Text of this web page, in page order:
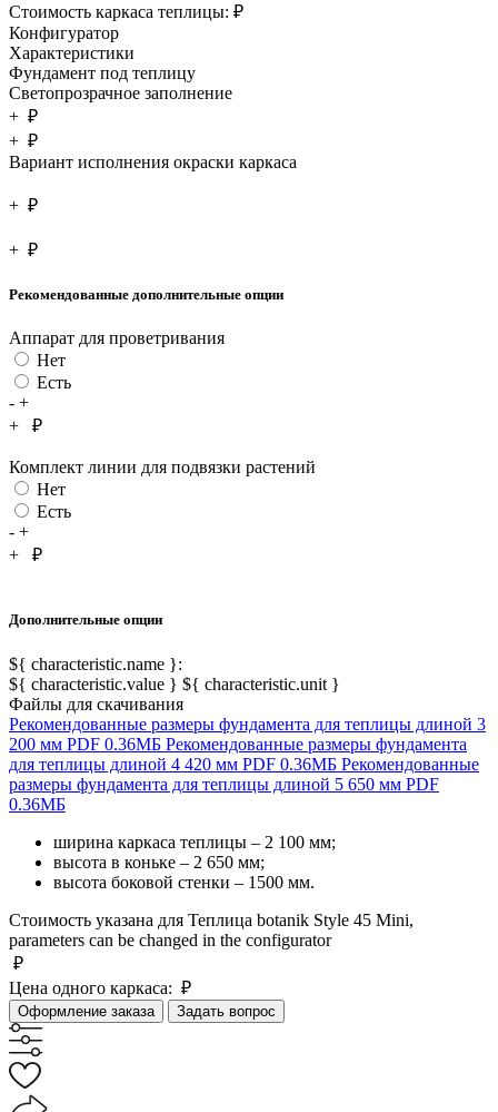
Стоимость каркаса теплицы: ₽
Конфигуратор
Характеристики
Фундамент под теплицу
Светопрозрачное заполнение
+ ₽
+ ₽
Вариант исполнения окраски каркаса
+ ₽
+ ₽
Рекомендованные дополнительные опции
Аппарат для проветривания
Нет
Есть
- +
+
₽
Комплект линии для подвязки растений
Нет
Есть
- +
+
₽
Дополнительные опции
${ characteristic.name }:
${ characteristic.value } ${ characteristic.unit }
Файлы для скачивания
Рекомендованные размеры фундамента для теплицы длиной 3
200 мм PDF 0.36МБ Рекомендованные размеры фундамента
для теплицы длиной 4 420 мм PDF 0.36МБ Рекомендованные
размеры фундамента для теплицы длиной 5 650 мм PDF
0.36МБ
ширина каркаса теплицы – 2 100 мм;
высота в коньке – 2 650 мм;
высота боковой стенки – 1500 мм.
Стоимость указана для Теплица botanik Style 45 Mini,
parameters can be changed in the configurator
₽
Цена одного каркаса: ₽
Оформление заказа Задать вопрос